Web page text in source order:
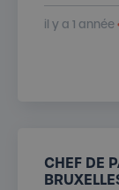
il y a 1 année
CHEF DE